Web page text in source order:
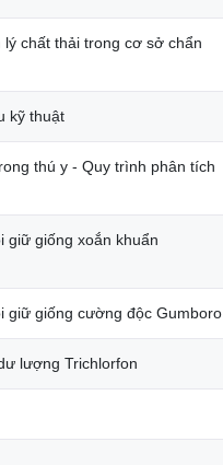
chất thải trong cơ sở chẩn
kỹ thuật
thú y - Quy trình phân tích
giữ giống xoắn khuẩn
giữ giống cường độc Gumboro
lượng Trichlorfon